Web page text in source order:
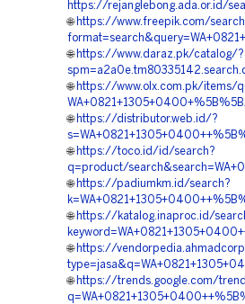
https://rejanglebong.ada.or.id/
🌐 https://www.freepik.com/
🌐 https://www.daraz.pk/catalog/?
🌐 https://www.olx.com.pk/items/
🌐 https://distributor.web.id/?
🌐 https://toco.id/id/search?
q=product/
🌐 https://padiumkm.id/search?
🌐 https://katalog.inaproc.id/
🌐 https://
🌐 https://trends.google.com/